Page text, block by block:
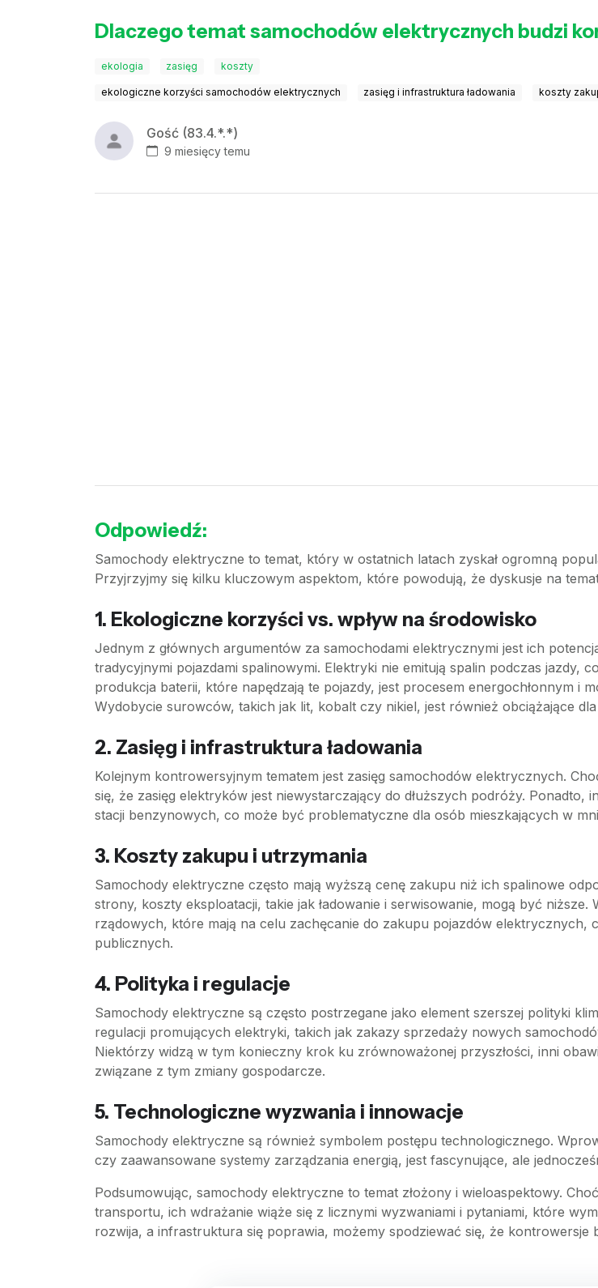
Dlaczego temat samochodów elektrycznych budzi
ekologia zasięg koszty
ekologiczne korzyści samochodów elektrycznych zasięg i infrastruktura ładowania koszty
Gość (83.4.*.*)
9 miesięcy temu
Odpowiedź:
Samochody elektryczne to temat, który w ostatnich latach zyskał ogromną
Przyjrzyjmy się kilku kluczowym aspektom, które powodują, że dyskusje na
1. Ekologiczne korzyści vs. wpływ na środowisko
Jednym z głównych argumentów za samochodami elektrycznymi jest ich
tradycyjnymi pojazdami spalinowymi. Elektryki nie emitują spalin podczas jazdy,
produkcja baterii, które napędzają te pojazdy, jest procesem energochłonnym i
Wydobycie surowców, takich jak lit, kobalt czy nikiel, jest również obciążające
2. Zasięg i infrastruktura ładowania
Kolejnym kontrowersyjnym tematem jest zasięg samochodów elektrycznych.
się, że zasięg elektryków jest niewystarczający do dłuższych podróży. Ponadto,
stacji benzynowych, co może być problematyczne dla osób mieszkających w
3. Koszty zakupu i utrzymania
Samochody elektryczne często mają wyższą cenę zakupu niż ich spalinowe
strony, koszty eksploatacji, takie jak ładowanie i serwisowanie, mogą być
rządowych, które mają na celu zachęcanie do zakupu pojazdów
publicznych.
4. Polityka i regulacje
Samochody elektryczne są często postrzegane jako element szerszej polityki
regulacji promujących elektryki, takich jak zakazy sprzedaży nowych
Niektórzy widzą w tym konieczny krok ku zrównoważonej przyszłości, inni
związane z tym zmiany gospodarcze.
5. Technologiczne wyzwania i innowacje
Samochody elektryczne są również symbolem postępu technologicznego.
czy zaawansowane systemy zarządzania energią, jest fascynujące, ale
Podsumowując, samochody elektryczne to temat złożony i wieloaspektowy.
transportu, ich wdrażanie wiąże się z licznymi wyzwaniami i pytaniami, które
rozwija, a infrastruktura się poprawia, możemy spodziewać się, że kontrowersje